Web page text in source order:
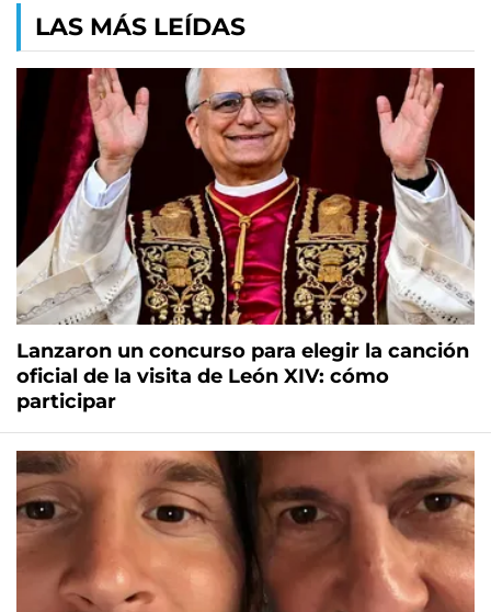
LAS MÁS LEÍDAS
Lanzaron un concurso para elegir la canción
oficial de la visita de León XIV: cómo
participar